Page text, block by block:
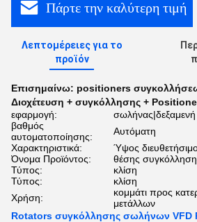
Πάρτε την καλύτερη τιμή
Λεπτομέρειες για το
προϊόν
Επισημαίνω: positioners
Διοχέτευση + συγκόλλησης +
εφαρμογή:
σωλήνας|δεξαμενή
βαθμός
αυτοματοποίησης:
Αυτόματη
Χαρακτηριστικά:
Ύψος
Όνομα Προϊόντος:
θέσης
Τύπος:
κλίση
Τύπος:
κλίση
Χρήση:
κομμάτι προς
μετάλλων
Rotators συγκόλλησης σωλήνων VFD